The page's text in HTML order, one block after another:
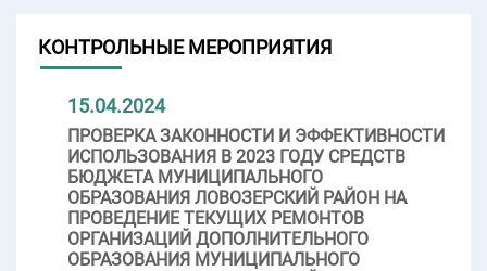
КОНТРОЛЬНЫЕ МЕРОПРИЯТИЯ
15.04.2024
ПРОВЕРКА ЗАКОННОСТИ И ЭФФЕКТИВНОСТИ
ИСПОЛЬЗОВАНИЯ В 2023 ГОДУ СРЕДСТВ
БЮДЖЕТА МУНИЦИПАЛЬНОГО
ОБРАЗОВАНИЯ ЛОВОЗЕРСКИЙ РАЙОН НА
ПРОВЕДЕНИЕ ТЕКУЩИХ РЕМОНТОВ
ОРГАНИЗАЦИЙ ДОПОЛНИТЕЛЬНОГО
ОБРАЗОВАНИЯ МУНИЦИПАЛЬНОГО